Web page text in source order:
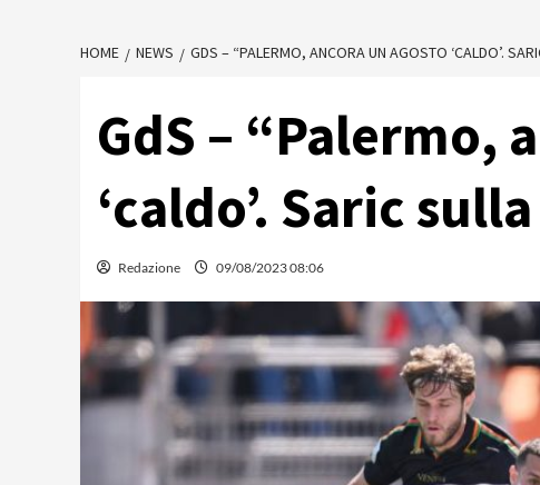
HOME NEWS GDS – “PALERMO, ANCORA UN AGOSTO ‘CALDO’.
GdS – “Palermo,
‘caldo’. Saric
Redazione 09/08/2023 08:06